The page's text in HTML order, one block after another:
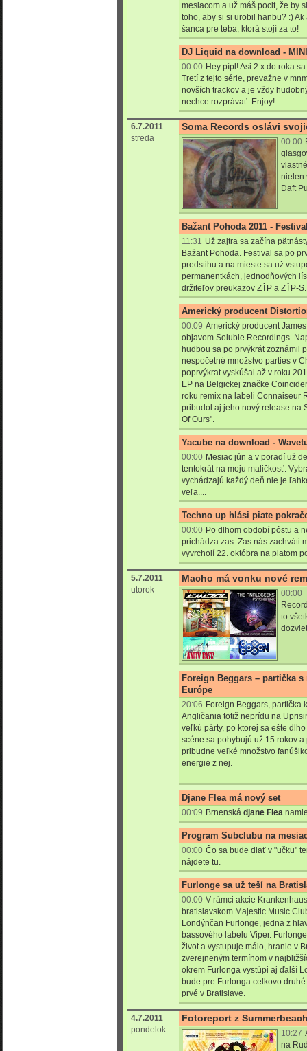
mesiacom a už máš pocit, že by
toho, aby si si urobil hanbu? :)
šanca pre teba, ktorá stojí za to!
DJ Liquid na download -
00:00 Hey pípl! Asi 2 x do roka
Tretí z tejto série, prevažne v
novších trackov a je vždy
nechce rozprávať. Enjoy!
6.7.2011
streda
Soma Records oslávi
00:00
nielen
Daft
Bažant Pohoda 2011 -
11:31 Už zajtra sa začína
Bažant Pohoda. Festival sa po
predstihu a na mieste sa už
permanentkách, jednodňových
držiteľov preukazov ZŤP a ZŤP-S.
Americký producent
00:09 Americký producent
objavom Soluble Recordings.
hudbou sa po prvýkrát zoznámil
nespočetné množstvo parties v
poprvýkrat vyskúšal až v roku
EP na Belgickej značke
roku remix na labeli Connaiseur
pribudol aj jeho nový release na
Of Ours".
Yacube na download -
00:00 Mesiac jún a v poradí už
tentokrát na moju maličkosť.
vychádzajú každý deň nie je
veľa....
Techno up hlási piate
00:00 Po dlhom období pôstu a
prichádza zas. Zas nás zachváti
vyvrcholí 22. októbra na piatom
5.7.2011
utorok
Macho má vonku nové
00:00
to
Foreign Beggars – partička
Európe
20:06 Foreign Beggars, partička
Angličania totiž neprídu na
veľkú párty, po ktorej sa ešte
scéne sa pohybujú už 15 rokov
pribudne veľké množstvo
energie z nej.
Djane Flea má nový set
00:09 Brnenská djane Flea
Program Subclubu na
00:00 Čo sa bude diať v "učku"
nájdete tu.
Furlonge sa už teší na
00:00 V rámci akcie
bratislavskom Majestic Music
Londýnčan Furlonge, jedna z
bassového labelu Viper.
život a vystupuje málo, hranie v
zverejneným termínom v
okrem Furlonga vystúpi aj ďalší
bude pre Furlonga celkovo
prvé v Bratislave.
4.7.2011
pondelok
Fotoreport z
10:27
na